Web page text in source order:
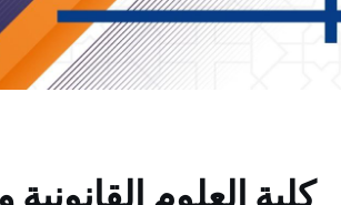
كلية العلوم